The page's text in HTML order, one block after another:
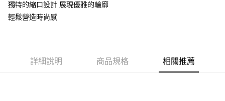
ATM付款
獨特的縮口設計 展現優雅的輪廓
輕鬆營造時尚感
詳細說明 商品規格 相關推薦